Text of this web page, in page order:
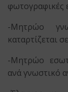
φωτογραφικές
-Μητρώο
καταρτίζεται
-Μητρώο
ανά γνωστικό